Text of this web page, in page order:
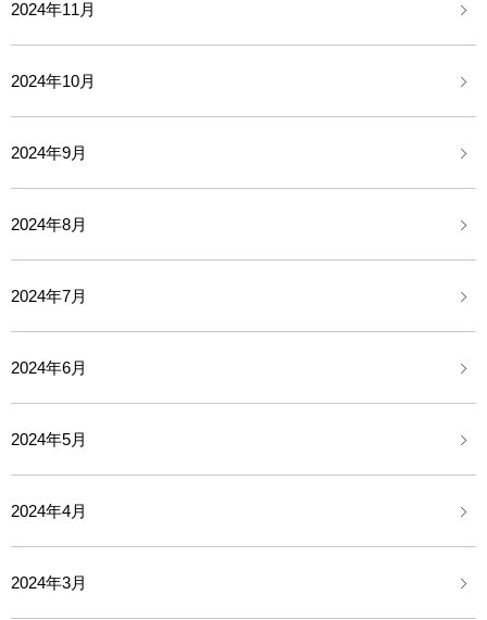
2024年11月
2024年10月
2024年9月
2024年8月
2024年7月
2024年6月
2024年5月
2024年4月
2024年3月